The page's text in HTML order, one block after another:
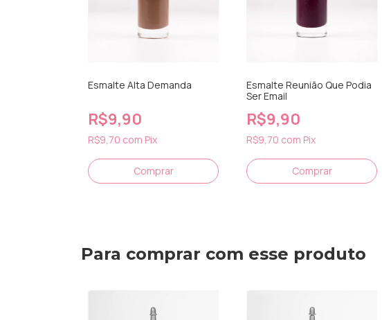
Esmalte Alta Demanda
R$9,90
R$9,70 com Pix
Esmalte Reunião Que Podia
Ser Email
R$9,90
R$9,70 com Pix
Para comprar com esse produto